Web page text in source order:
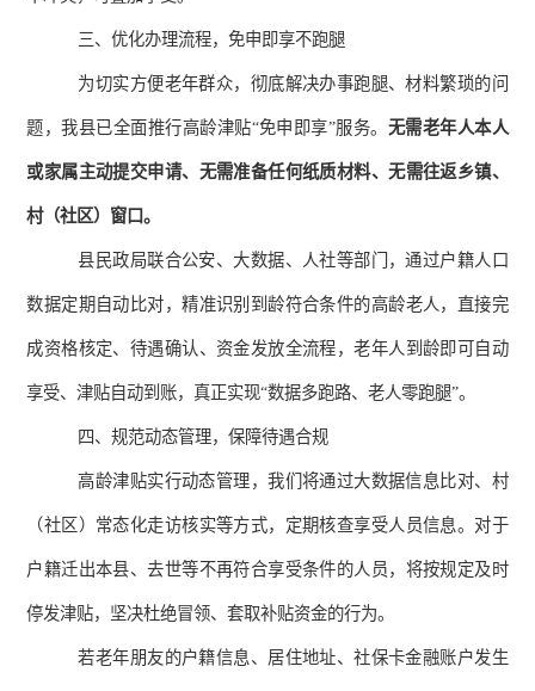
三、优化办理流程，免申即享不跑腿
为切实方便老年群众，彻底解决办事跑腿、材料繁琐的问
题，我县已全面推行高龄津贴“免申即享”服务。 无需老年人本人
或家属主动提交申请、无需准备任何纸质材料、无需往返乡镇、
村（社区）窗口。
县民政局联合公安、大数据、人社等部门，通过户籍人口
数据定期自动比对，精准识别到龄符合条件的高龄老人，直接完
成资格核定、待遇确认、资金发放全流程，老年人到龄即可自动
享受、津贴自动到账，真正实现“数据多跑路、老人零跑腿”。
四、规范动态管理，保障待遇合规
高龄津贴实行动态管理，我们将通过大数据信息比对、村
（社区）常态化走访核实等方式，定期核查享受人员信息。对于
户籍迁出本县、去世等不再符合享受条件的人员，将按规定及时
停发津贴，坚决杜绝冒领、套取补贴资金的行为。
若老年朋友的户籍信息、居住地址、社保卡金融账户发生